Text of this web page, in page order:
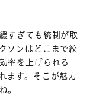
すぎても統制が取
ソンはどこまで絞
率を上げられる
ます。そこが魅力
。